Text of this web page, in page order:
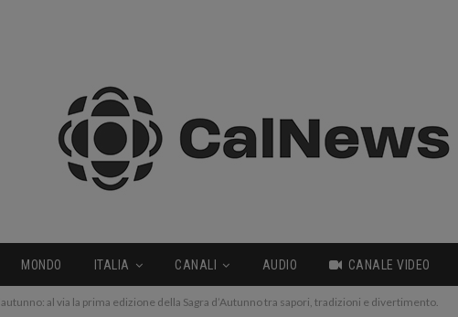
MONDO ITALIA CANALI AUDIO CANALE VIDEO
al via la prima edizione della Sagra d’Autunno tra sapori, tradizioni e divertimento.